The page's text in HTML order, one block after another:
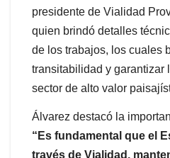
presidente de Vialidad
quien brindó detalles
de los trabajos, los cuales
transitabilidad y garantizar
sector de alto valor
Álvarez destacó la
“Es fundamental que el
través de Vialidad,